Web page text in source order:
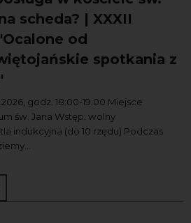
scheda? | XXXII
od
spotkania z
godz. 18:00-19:00 Miejsce
św. Jana Wstęp: wolny
indukcyjna (do 10 rzędu) Podczas
– posługa w kościele